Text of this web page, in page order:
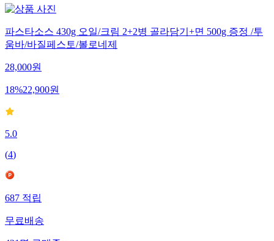
파스타소스 430g 오일/크림 2+2병 골라담기+면 500g 증정 /투
움바/바질페스토/볼로네제
28,000원
18%22,900원
5.0
(4)
687적립
무료배송